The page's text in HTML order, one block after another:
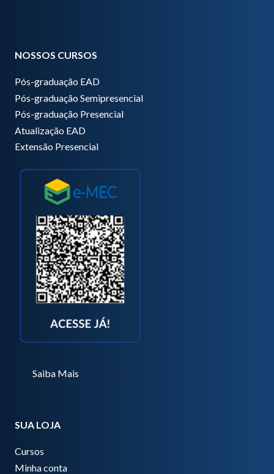
NOSSOS CURSOS
Pós-graduação EAD
Pós-graduação Semipresencial
Pós-graduação Presencial
Atualização EAD
Extensão Presencial
Saiba Mais
SUA LOJA
Cursos
Minha conta